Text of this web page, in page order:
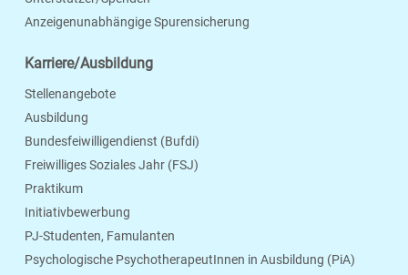
Anzeigenunabhängige Spurensicherung
Karriere/Ausbildung
Stellenangebote
Ausbildung
Bundesfeiwilligendienst (Bufdi)
Freiwilliges Soziales Jahr (FSJ)
Praktikum
Initiativbewerbung
PJ-Studenten, Famulanten
Psychologische PsychotherapeutInnen in Ausbildung (PiA)